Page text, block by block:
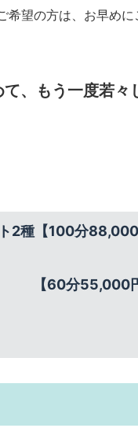
希望の方は、お早めに
、もう一度若々
ト2種【100分
【60分55,000